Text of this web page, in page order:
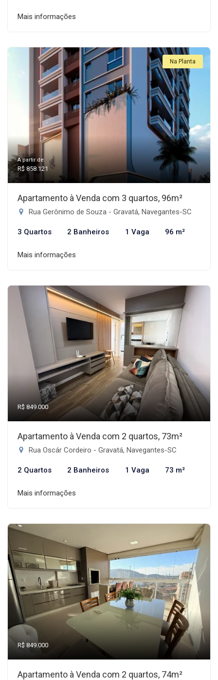
Mais informações
Na Planta
A partir de:
R$ 858.121
Apartamento à Venda com 3 quartos, 96m²
Rua Gerônimo de Souza - Gravatá, Navegantes-SC
3 Quartos 2 Banheiros 1 Vaga 96 m²
Mais informações
R$ 849.000
Apartamento à Venda com 2 quartos, 73m²
Rua Oscár Cordeiro - Gravatá, Navegantes-SC
2 Quartos 2 Banheiros 1 Vaga 73 m²
Mais informações
R$ 849.000
Apartamento à Venda com 2 quartos, 74m²